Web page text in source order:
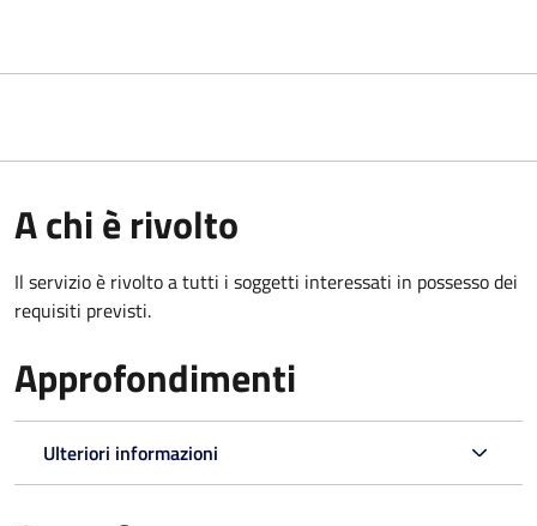
A chi è rivolto
Il servizio è rivolto a tutti i soggetti interessati in possesso dei
requisiti previsti.
Approfondimenti
Ulteriori informazioni